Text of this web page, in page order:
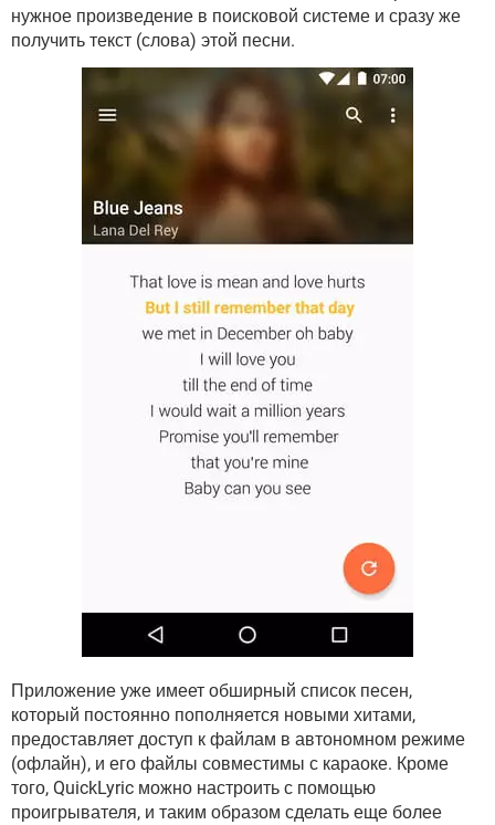
GOOGLE
YANDEX
нужное произведение в поисковой системе и сразу же
получить текст (слова) этой песни.
Приложение уже имеет обширный список песен,
который постоянно пополняется новыми хитами,
предоставляет доступ к файлам в автономном режиме
(офлайн), и его файлы совместимы с караоке. Кроме
того, QuickLyric можно настроить с помощью
проигрывателя, и таким образом сделать еще более